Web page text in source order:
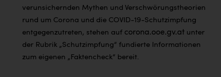
verunsichernden Mythen und Verschwörungstheorien
rund um Corona und die COVID-19-Schutzimpfung
entgegenzutreten, stehen auf corona.ooe.gv.at unter
der Rubrik „Schutzimpfung“ fundierte Informationen
zum eigenen „Faktencheck“ bereit.